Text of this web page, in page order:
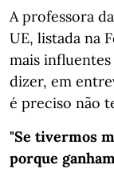
A professora
UE, listada na
mais
dizer, em
é preciso não
"Se tivermos
porque